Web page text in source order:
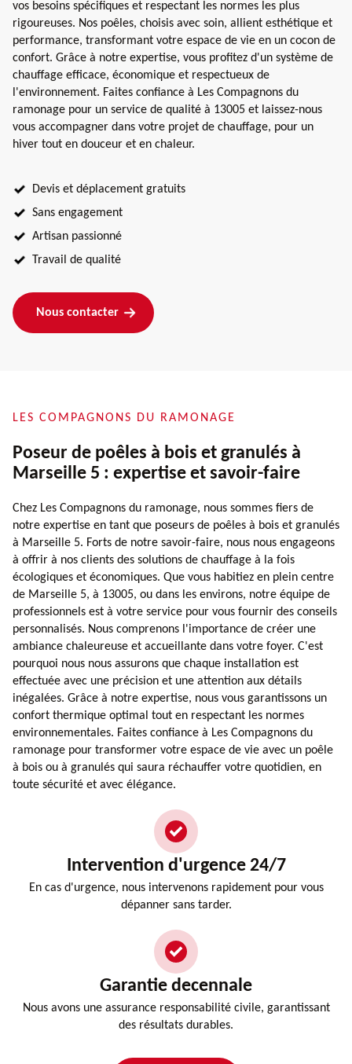
vos besoins spécifiques et respectant les normes les plus
rigoureuses. Nos poêles, choisis avec soin, allient esthétique et
performance, transformant votre espace de vie en un cocon de
confort. Grâce à notre expertise, vous profitez d'un système de
chauffage efficace, économique et respectueux de
l'environnement. Faites confiance à Les Compagnons du
ramonage pour un service de qualité à 13005 et laissez-nous
vous accompagner dans votre projet de chauffage, pour un
hiver tout en douceur et en chaleur.
Devis et déplacement gratuits
Sans engagement
Artisan passionné
Travail de qualité
Nous contacter
LES COMPAGNONS DU RAMONAGE
Poseur de poêles à bois et granulés à
Marseille 5 : expertise et savoir-faire
Chez Les Compagnons du ramonage, nous sommes fiers de
notre expertise en tant que poseurs de poêles à bois et granulés
à Marseille 5. Forts de notre savoir-faire, nous nous engageons
à offrir à nos clients des solutions de chauffage à la fois
écologiques et économiques. Que vous habitiez en plein centre
de Marseille 5, à 13005, ou dans les environs, notre équipe de
professionnels est à votre service pour vous fournir des conseils
personnalisés. Nous comprenons l'importance de créer une
ambiance chaleureuse et accueillante dans votre foyer. C'est
pourquoi nous nous assurons que chaque installation est
effectuée avec une précision et une attention aux détails
inégalées. Grâce à notre expertise, nous vous garantissons un
confort thermique optimal tout en respectant les normes
environnementales. Faites confiance à Les Compagnons du
ramonage pour transformer votre espace de vie avec un poêle
à bois ou à granulés qui saura réchauffer votre quotidien, en
toute sécurité et avec élégance.
Intervention d'urgence 24/7
En cas d'urgence, nous intervenons rapidement pour vous
dépanner sans tarder.
Garantie decennale
Nous avons une assurance responsabilité civile, garantissant
des résultats durables.